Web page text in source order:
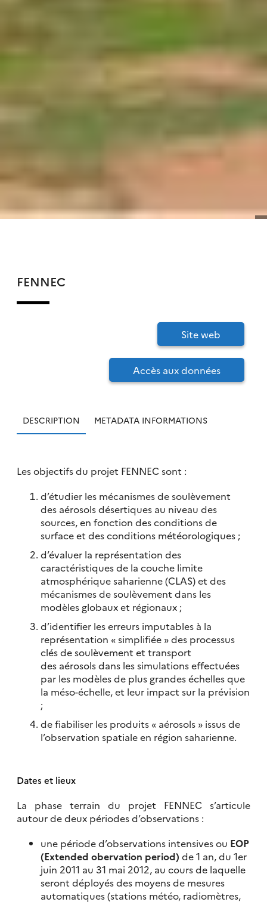
FENNEC
Site web
Accès aux données
DESCRIPTION METADATA INFORMATIONS
Les objectifs du projet FENNEC sont :
d’étudier les mécanismes de soulèvement
des aérosols désertiques au niveau des
sources, en fonction des conditions de
surface et des conditions météorologiques ;
d’évaluer la représentation des
caractéristiques de la couche limite
atmosphérique saharienne (CLAS) et des
mécanismes de soulèvement dans les
modèles globaux et régionaux ;
d’identifier les erreurs imputables à la
représentation « simplifiée » des processus
clés de soulèvement et transport
des aérosols dans les simulations effectuées
par les modèles de plus grandes échelles que
la méso-échelle, et leur impact sur la prévision
;
de fiabiliser les produits « aérosols » issus de
l’observation spatiale en région saharienne.
Dates et lieux
La phase terrain du projet FENNEC s’articule
autour de deux périodes d’observations :
une période d’observations intensives ou EOP
(Extended obervation period) de 1 an, du 1er
juin 2011 au 31 mai 2012, au cours de laquelle
seront déployés des moyens de mesures
automatiques (stations météo, radiomètres,